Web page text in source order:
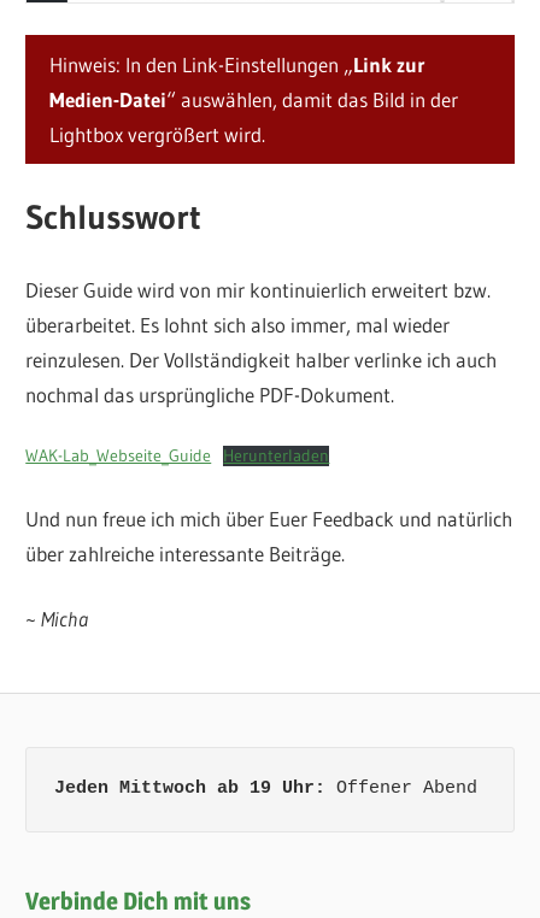
Hinweis: In den Link-Einstellungen „Link zur
Medien-Datei“ auswählen, damit das Bild in der
Lightbox vergrößert wird.
Schlusswort
Dieser Guide wird von mir kontinuierlich erweitert bzw.
überarbeitet. Es lohnt sich also immer, mal wieder
reinzulesen. Der Vollständigkeit halber verlinke ich auch
nochmal das ursprüngliche PDF-Dokument.
WAK-Lab_Webseite_Guide Herunterladen
Und nun freue ich mich über Euer Feedback und natürlich
über zahlreiche interessante Beiträge.
~Micha
Jeden Mittwoch ab 19 Uhr: Offener Abend
Verbinde Dich mit uns